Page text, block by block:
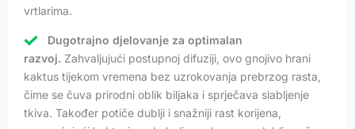
vrtlarima.
Dugotrajno djelovanje za optimalan
razvoj. Zahvaljujući postupnoj difuziji, ovo gnojivo hrani
kaktus tijekom vremena bez uzrokovanja prebrzog rasta,
čime se čuva prirodni oblik biljaka i sprječava slabljenje
tkiva. Također potiče dublji i snažniji rast korijena,